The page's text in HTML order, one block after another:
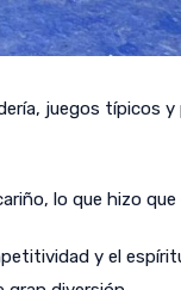
juegos típicos y
lo que hizo
y el